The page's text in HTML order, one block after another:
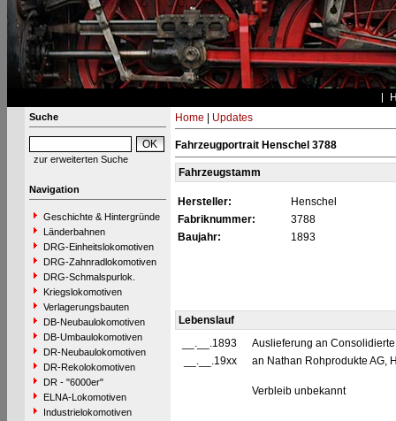
Suche
zur erweiterten Suche
Navigation
Geschichte & Hintergründe
Länderbahnen
DRG-Einheitslokomotiven
DRG-Zahnradlokomotiven
DRG-Schmalspurlok.
Kriegslokomotiven
Verlagerungsbauten
DB-Neubaulokomotiven
DB-Umbaulokomotiven
DR-Neubaulokomotiven
DR-Rekolokomotiven
DR - "6000er"
ELNA-Lokomotiven
Industrielokomotiven
Home Updates
Fahrzeugportrait Henschel 3788
Fahrzeugstamm
Hersteller:
Henschel
Fabriknummer:
3788
Baujahr:
1893
Lebenslauf
__.__.1893
Auslieferung an
__.__.19xx
an Nathan Rohprodukte AG,
Verbleib unbekannt